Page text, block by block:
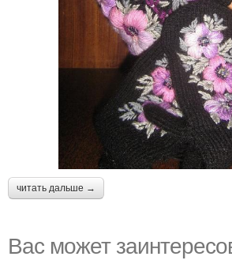
читать дальше →
Вас может